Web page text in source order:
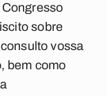
sobre
vossa
bem como